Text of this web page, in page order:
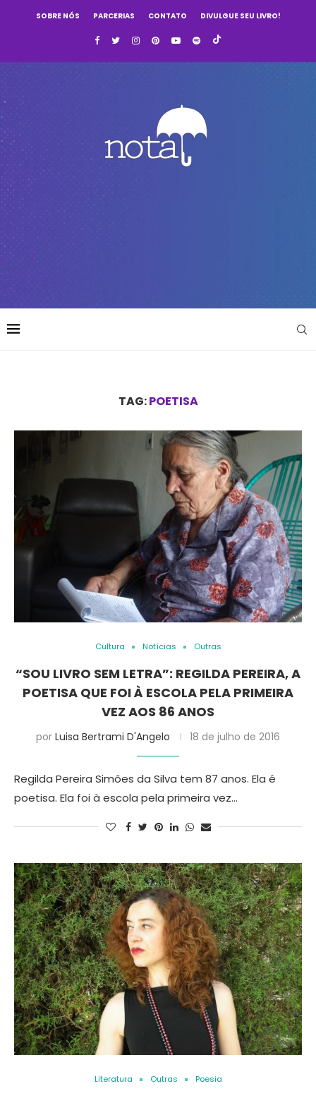
SOBRE NÓS PARCERIAS CONTATO DIVULGUE SEU LIVRO!
TAG:POETISA
Cultura Notícias Outras
“SOU LIVRO SEM LETRA”: REGILDA PEREIRA, A
POETISA QUE FOI À ESCOLA PELA PRIMEIRA
VEZ AOS 86 ANOS
por Luisa Bertrami D'Angelo 18 de julho de 2016
Regilda Pereira Simões da Silva tem 87 anos. Ela é
poetisa. Ela foi à escola pela primeira vez…
Literatura Outras Poesia